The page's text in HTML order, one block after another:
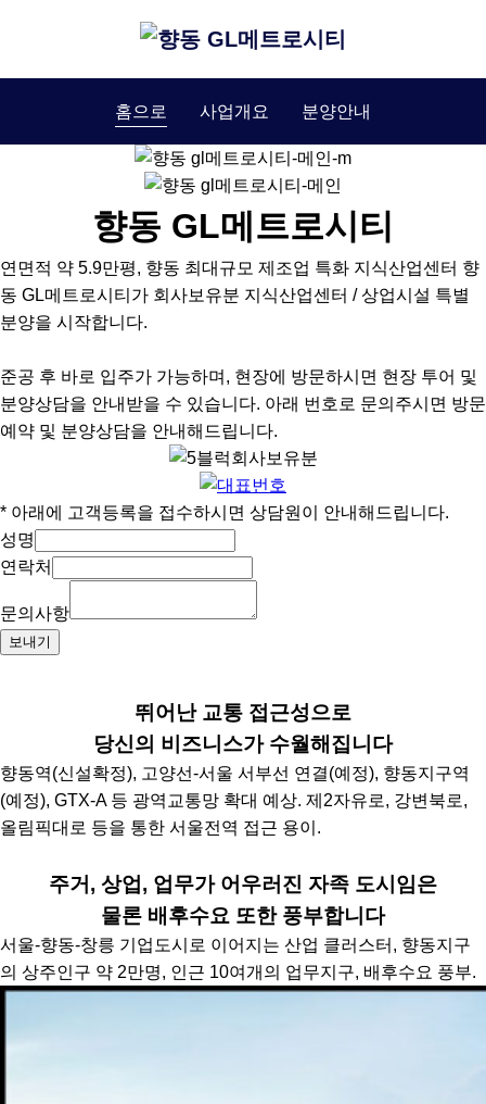
홈으로 사업개요 분양안내
향동 GL메트로시티
연면적 약 5.9만평, 향동 최대규모 제조업 특화 지식산업센터 향
동 GL메트로시티가 회사보유분 지식산업센터 / 상업시설 특별
분양을 시작합니다.
준공 후 바로 입주가 가능하며, 현장에 방문하시면 현장 투어 및
분양상담을 안내받을 수 있습니다. 아래 번호로 문의주시면 방문
예약 및 분양상담을 안내해드립니다.
* 아래에 고객등록을 접수하시면 상담원이 안내해드립니다.
성명
연락처
문의사항
보내기
뛰어난 교통 접근성으로
당신의 비즈니스가 수월해집니다
향동역(신설확정), 고양선-서울 서부선 연결(예정), 향동지구역
(예정), GTX-A 등 광역교통망 확대 예상. 제2자유로, 강변북로,
올림픽대로 등을 통한 서울전역 접근 용이.
주거, 상업, 업무가 어우러진 자족 도시임은
물론 배후수요 또한 풍부합니다
서울-향동-창릉 기업도시로 이어지는 산업 클러스터, 향동지구
의 상주인구 약 2만명, 인근 10여개의 업무지구, 배후수요 풍부.